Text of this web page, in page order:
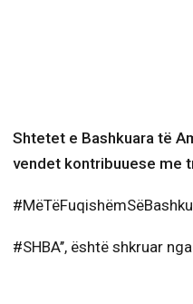
Shtetet e Bashkuara të
vendet kontribuuese me
#MëTëFuqishëmSëBashku
#SHBA’’, është shkruar